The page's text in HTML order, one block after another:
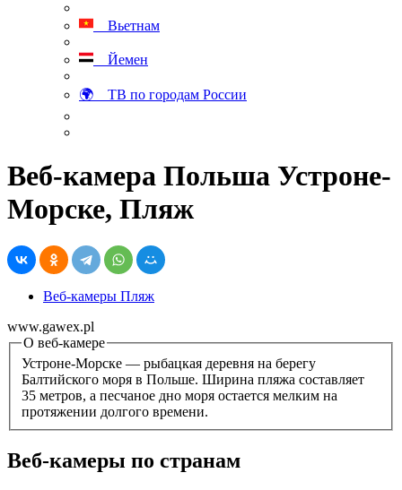
Вьетнам
Йемен
🌍 ТВ по городам России
Веб-камера Польша Устроне-
Морске, Пляж
Веб-камеры Пляж
www.gawex.pl
О веб-камере
Устроне-Морске — рыбацкая деревня на берегу
Балтийского моря в Польше. Ширина пляжа составляет
35 метров, а песчаное дно моря остается мелким на
протяжении долгого времени.
Веб-камеры по странам